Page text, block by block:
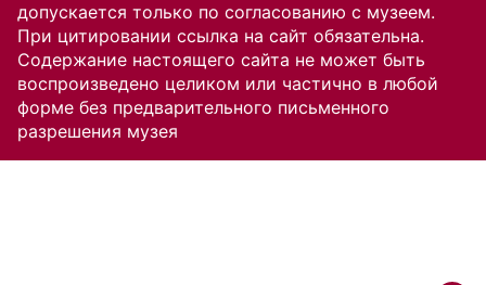
допускается только по согласованию с музеем.
При цитировании ссылка на сайт обязательна.
Содержание настоящего сайта не может быть
воспроизведено целиком или частично в любой
форме без предварительного письменного
разрешения музея